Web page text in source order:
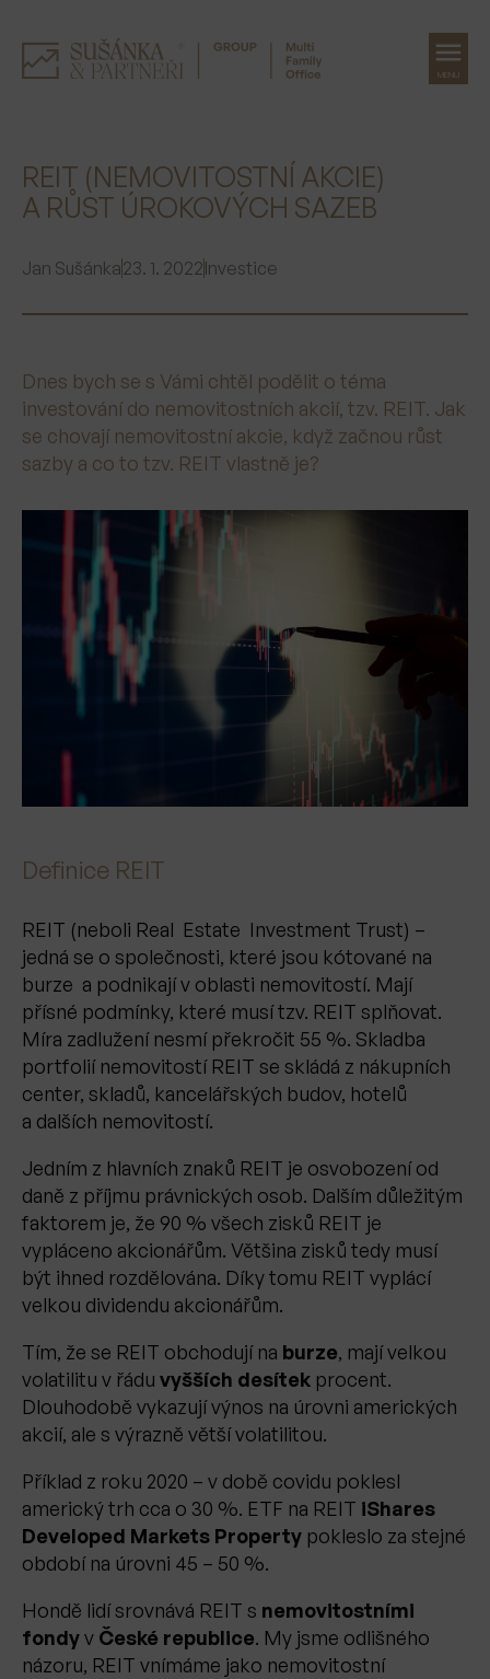
obsah
MENU
REIT (NEMOVITOSTNÍ AKCIE)
A RŮST ÚROKOVÝCH SAZEB
Jan Sušánka23. 1. 2022Investice
Dnes bych se s Vámi chtěl podělit o téma
investování do nemovitostních akcií, tzv. REIT. Jak
se chovají nemovitostní akcie, když začnou růst
sazby a co to tzv. REIT vlastně je?
Definice REIT
REIT (neboli Real Estate Investment Trust) –
jedná se o společnosti, které jsou kótované na
burze a podnikají v oblasti nemovitostí. Mají
přísné podmínky, které musí tzv. REIT splňovat.
Míra zadlužení nesmí překročit 55 %. Skladba
portfolií nemovitostí REIT se skládá z nákupních
center, skladů, kancelářských budov, hotelů
a dalších nemovitostí.
Jedním z hlavních znaků REIT je osvobození od
daně z příjmu právnických osob. Dalším důležitým
faktorem je, že 90 % všech zisků REIT je
vypláceno akcionářům. Většina zisků tedy musí
být ihned rozdělována. Díky tomu REIT vyplácí
velkou dividendu akcionářům.
Tím, že se REIT obchodují na burze, mají velkou
volatilitu v řádu vyšších desítek procent.
Dlouhodobě vykazují výnos na úrovni amerických
akcií, ale s výrazně větší volatilitou.
Příklad z roku 2020 – v době covidu poklesl
americký trh cca o 30 %. ETF na REIT iShares
Developed Markets Property pokleslo za stejné
období na úrovni 45 – 50 %.
Hondě lidí srovnává REIT s nemovitostními
fondyv České republice. My jsme odlišného
názoru, REIT vnímáme jako nemovitostní